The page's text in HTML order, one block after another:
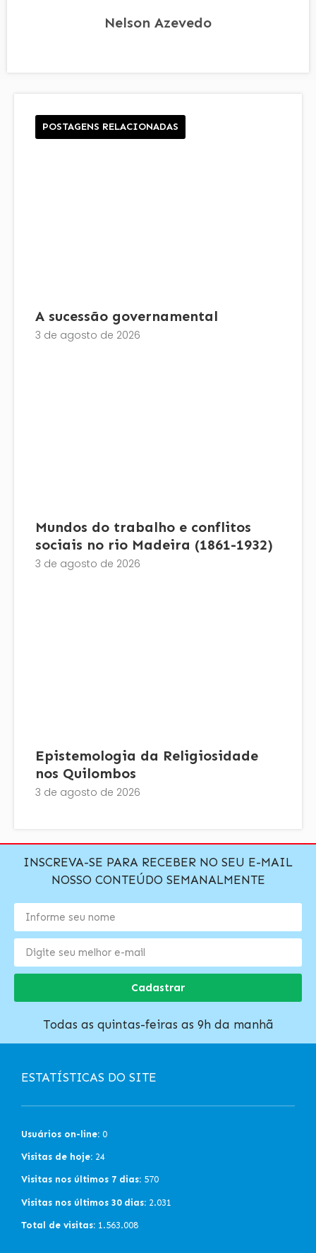
Nelson Azevedo
POSTAGENS RELACIONADAS
A sucessão governamental
3 de agosto de 2026
Mundos do trabalho e conflitos
sociais no rio Madeira (1861-1932)
3 de agosto de 2026
Epistemologia da Religiosidade
nos Quilombos
3 de agosto de 2026
INSCREVA-SE PARA RECEBER NO SEU E-MAIL
NOSSO CONTEÚDO SEMANALMENTE
Cadastrar
Todas as quintas-feiras as 9h da manhã
ESTATÍSTICAS DO SITE
Usuários on-line: 0
Visitas de hoje: 24
Visitas nos últimos 7 dias: 570
Visitas nos últimos 30 dias: 2.031
Total de visitas: 1.563.008